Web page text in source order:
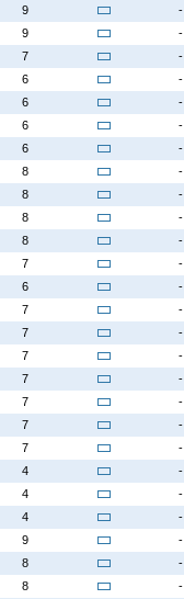
9 -
9 -
7 -
6 -
6 -
6 -
6 -
8 -
8 -
8 -
8 -
7 -
6 -
7 -
7 -
7 -
7 -
7 -
7 -
7 -
4 -
4 -
4 -
9 -
8 -
8 -